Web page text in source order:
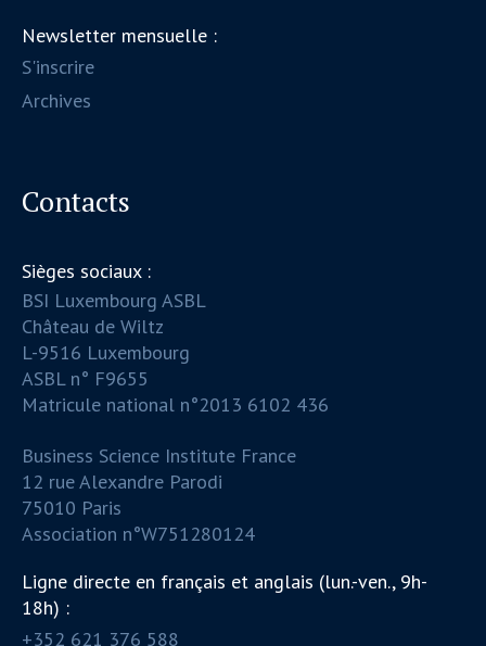
Newsletter mensuelle :
S'inscrire
Archives
Contacts
Sièges sociaux :
BSI Luxembourg ASBL
Château de Wiltz
L-9516 Luxembourg
ASBL n° F9655
Matricule national n°2013 6102 436
Business Science Institute France
12 rue Alexandre Parodi
75010 Paris
Association n°W751280124
Ligne directe en français et anglais (lun.-ven., 9h-
18h) :
+352 621 376 588